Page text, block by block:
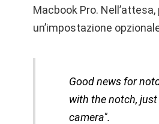
Macbook Pro.
un’impostazione
Good news for
with the notch,
camera".